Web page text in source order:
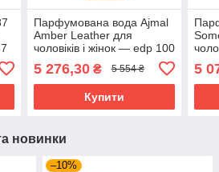
Парфумована вода Ajmal
Amber Leather для
чоловіків і жінок — edp 100
5 276,30₴ 5 554 ₴
Купити
5
новинки
–10%